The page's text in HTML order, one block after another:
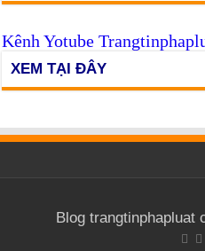
Kênh Yotube
XEM TẠI ĐÂY
Blog trangtinphapluat